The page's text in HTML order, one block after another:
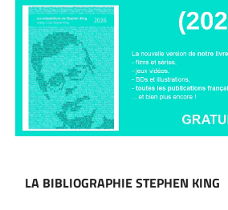
LA BIBLIOGRAPHIE STEPHEN KING